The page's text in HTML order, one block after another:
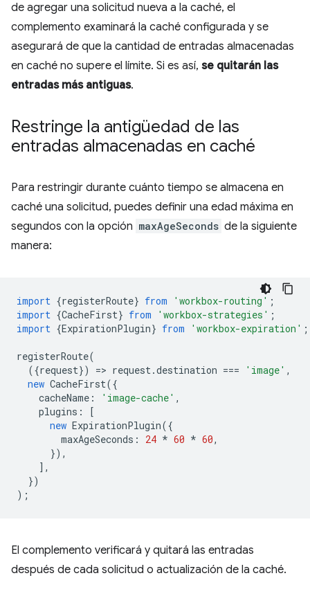
de agregar una solicitud nueva a la caché, el
complemento examinará la caché configurada y se
asegurará de que la cantidad de entradas almacenadas
en caché no supere el límite. Si es así, se quitarán las
entradas más antiguas.
Restringe la antigüedad de las
entradas almacenadas en caché
Para restringir durante cuánto tiempo se almacena en
caché una solicitud, puedes definir una edad máxima en
segundos con la opción maxAgeSeconds de la siguiente
manera:
import {registerRoute} from 'workbox-routing' ;
import {CacheFirst} from 'workbox-strategies' ;
import {ExpirationPlugin} from 'workbox-expiration' ;
registerRoute(
({request}) => request.destination === 'image' ,
new CacheFirst({
cacheName : 'image-cache' ,
plugins :
[
new ExpirationPlugin({
maxAgeSeconds : 24 * 60 * 60,
}),
],
})
);
El complemento verificará y quitará las entradas
después de cada solicitud o actualización de la caché.